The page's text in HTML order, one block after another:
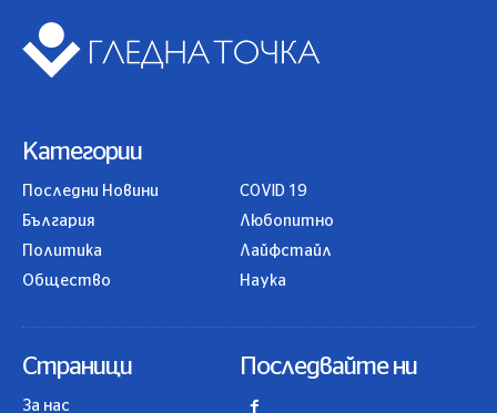
Категории
Последни Новини
България
Политика
Общество
COVID 19
Любопитно
Лайфстайл
Наука
Страници
За нас
Последвайте ни